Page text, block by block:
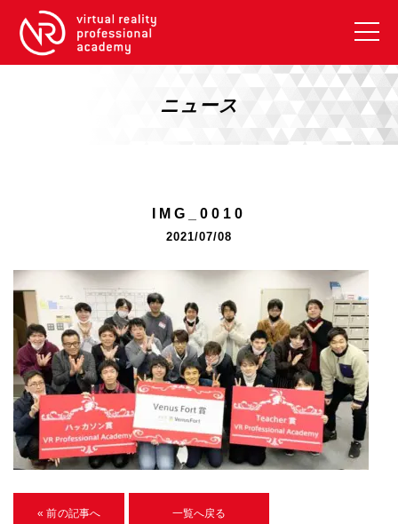
VRアカデミーとは
【2026年10月】ARエキスパートコース
【2026年10月】XRプロフェッショナル
《リスキリング補助金コース》
リスキリング補助金対象コース説明
《SDGs》
U-15メタバースプログラミング講座
入学案内
受講生紹介
ニュース
IMG_0010
2021/07/08
« 前の記事へ 一覧へ戻る